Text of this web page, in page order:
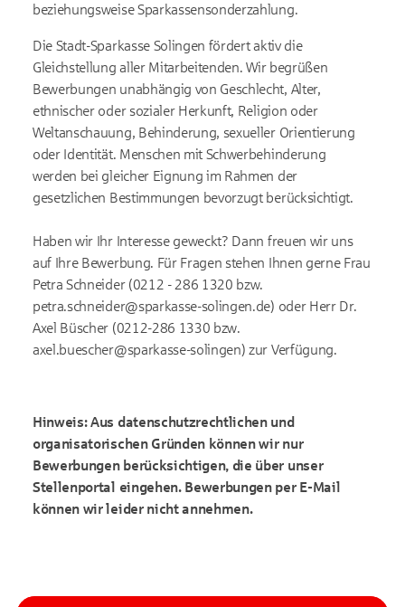
beziehungsweise Sparkassensonderzahlung.
Die Stadt-Sparkasse Solingen fördert aktiv die
Gleichstellung aller Mitarbeitenden. Wir begrüßen
Bewerbungen unabhängig von Geschlecht, Alter,
ethnischer oder sozialer Herkunft, Religion oder
Weltanschauung, Behinderung, sexueller Orientierung
oder Identität. Menschen mit Schwerbehinderung
werden bei gleicher Eignung im Rahmen der
gesetzlichen Bestimmungen bevorzugt berücksichtigt.
Haben wir Ihr Interesse geweckt? Dann freuen wir uns
auf Ihre Bewerbung. Für Fragen stehen Ihnen gerne Frau
Petra Schneider (0212 - 286 1320 bzw.
petra.schneider@sparkasse-solingen.de) oder Herr Dr.
Axel Büscher (0212-286 1330 bzw.
axel.buescher@sparkasse-solingen) zur Verfügung.
Hinweis: Aus datenschutzrechtlichen und
organisatorischen Gründen können wir nur
Bewerbungen berücksichtigen, die über unser
Stellenportal eingehen. Bewerbungen per E-Mail
können wir leider nicht annehmen.